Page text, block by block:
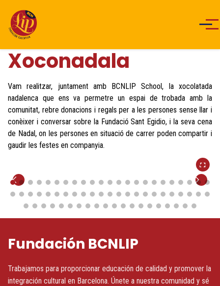
Xoconadala
Vam realitzar, juntament amb BCNLIP School, la xocolatada
nadalenca que ens va permetre un espai de trobada amb la
comunitat, rebre donacions i regals per a les persones sense llar i
conèixer i conversar sobre la Fundació Sant Egidio, i la seva cena
de Nadal, on les persones en situació de carrer poden compartir i
gaudir les festes en companyia.
Fundación BCNLIP
Trabajamos para proporcionar educación de calidad y promover la
integración cultural en Barcelona. Únete a nuestra comunidad y sé